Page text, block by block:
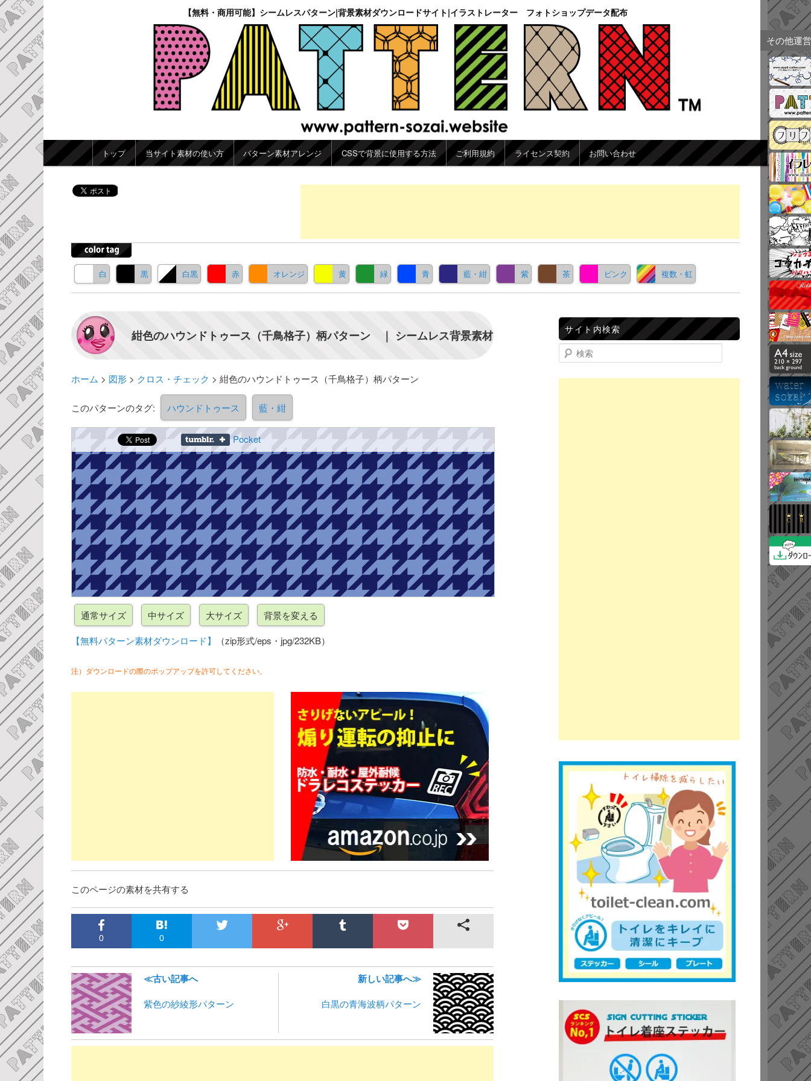
【無料・商用可能】シームレスパターン|背景素材ダウンロードサイト|イラストレーター フォトショップデータ配布
メインメニュー
メインコンテンツへ移動
サブコンテンツへ移動
トップ 当サイト素材の使い方 パターン素材アレンジ CSSで背景に使用する方法 ご利用規約 ライセンス契約 お問い合わせ
白 黒 白黒 赤 オレンジ 黄 緑 青 藍・紺 紫 茶 ピンク 複数・虹
紺色のハウンドトゥース（千鳥格子）柄パターン ｜ シームレス背景素材
ホーム > 図形> クロス・チェック > 紺色のハウンドトゥース（千鳥格子）柄パターン
このパターンのタグ: ハウンドトゥース 藍・紺
Pocket
【無料パターン素材ダウンロード】 （zip形式/eps・jpg/232KB）
注）ダウンロードの際のポップアップを許可してください。
このページの素材を共有する
0 0
≪古い記事へ
紫色の紗綾形パターン
新しい記事へ≫
白黒の青海波柄パターン
サイト内検索
検索
その他運